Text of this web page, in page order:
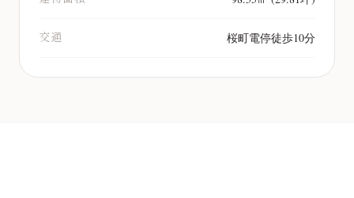
交通 桜町電停徒歩10分